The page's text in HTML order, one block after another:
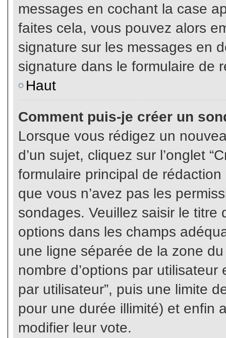
messages en cochant la case
faites cela, vous pouvez alors
signature sur les messages en
signature dans le formulaire de
Haut
Comment puis-je créer un
Lorsque vous rédigez un
d’un sujet, cliquez sur l’onglet
formulaire principal de
que vous n’avez pas les
sondages. Veuillez saisir le
options dans les champs
une ligne séparée de la zone
nombre d’options par
par utilisateur”, puis une limite
pour une durée illimité) et enfin
modifier leur vote.